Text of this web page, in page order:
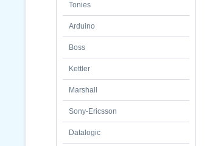
Tonies
Arduino
Boss
Kettler
Marshall
Sony-Ericsson
Datalogic